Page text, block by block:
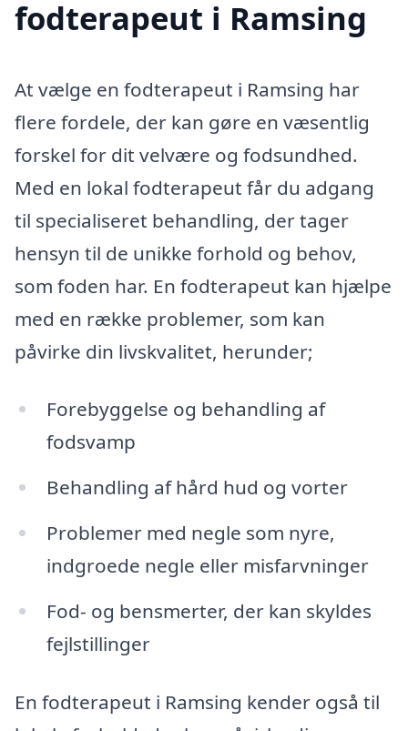
fodterapeut i Ramsing
At vælge en fodterapeut i Ramsing har
flere fordele, der kan gøre en væsentlig
forskel for dit velvære og fodsundhed.
Med en lokal fodterapeut får du adgang
til specialiseret behandling, der tager
hensyn til de unikke forhold og behov,
som foden har. En fodterapeut kan hjælpe
med en række problemer, som kan
påvirke din livskvalitet, herunder;
Forebyggelse og behandling af
fodsvamp
Behandling af hård hud og vorter
Problemer med negle som nyre,
indgroede negle eller misfarvninger
Fod- og bensmerter, der kan skyldes
fejlstillinger
En fodterapeut i Ramsing kender også til